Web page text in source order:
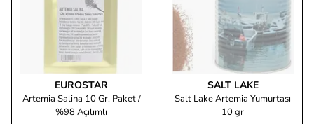
EUROSTAR
Artemia Salina 10 Gr. Paket /
%98 Açılımlı
SALT LAKE
Salt Lake Artemia Yumurtası
10 gr